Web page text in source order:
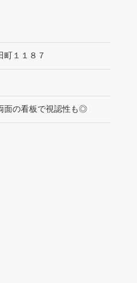
町１１８７
面の看板で視認性も◎